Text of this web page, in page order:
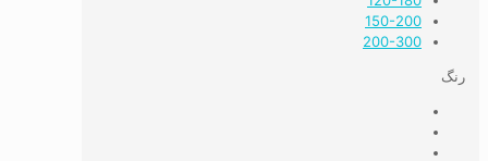
150-200
200-300
رنگ